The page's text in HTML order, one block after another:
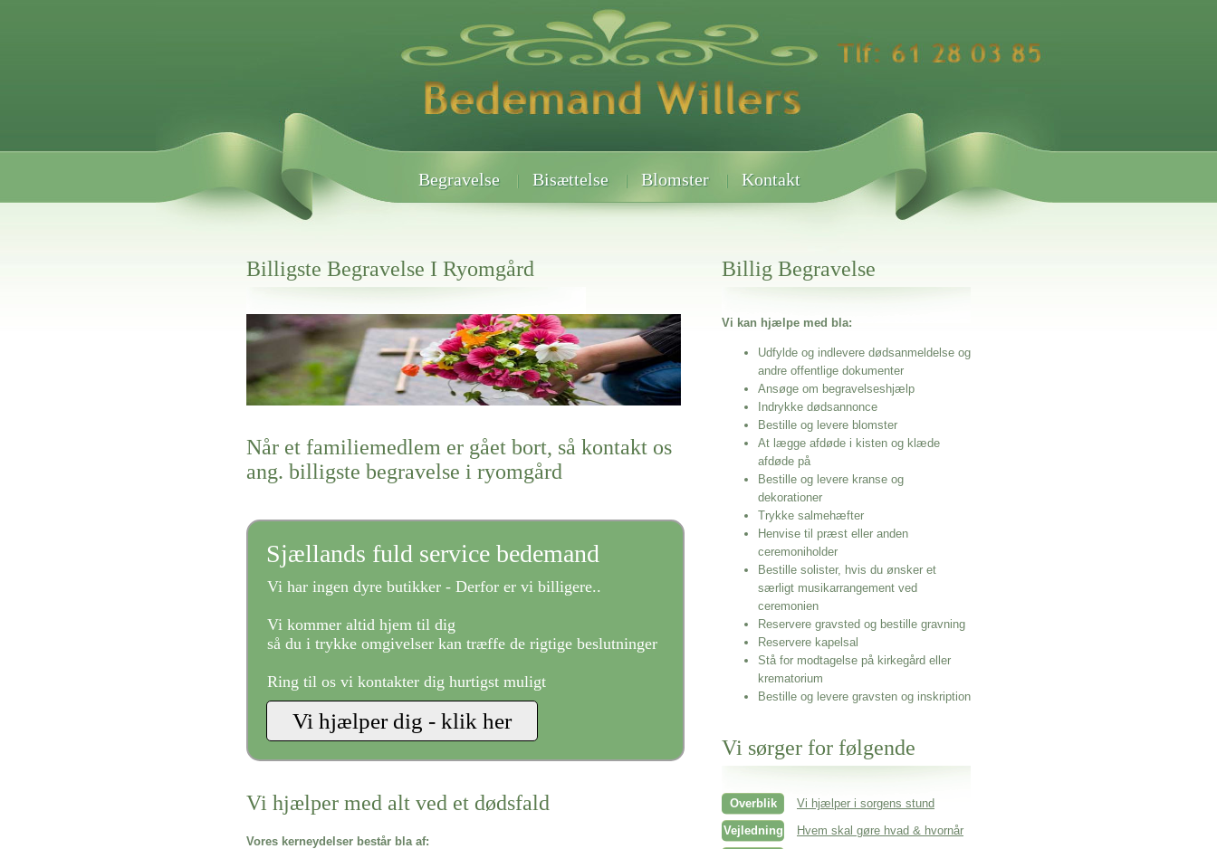
Begravelse Bisættelse Blomster Kontakt
Billigste Begravelse I Ryomgård
Her hos os får du altid en god afslutning når det gælder
Billigste Begravelse I Ryomgård
vi hjælper i alle faser af begravelsel
Når et familiemedlem er gået bort, så kontakt os
ang. billigste begravelse i ryomgård
Sjællands fuld service bedemand
Vi har ingen dyre butikker - Derfor er vi billigere..
Vi kommer altid hjem til dig
så du i trykke omgivelser kan træffe de rigtige beslutninger
Ring til os vi kontakter dig hurtigst muligt
Vi hjælper med alt ved et dødsfald
Vores kerneydelser består bla af:
Billig Begravelse
Vi kan hjælpe med bla:
Udfylde og indlevere dødsanmeldelse og
andre offentlige dokumenter
Ansøge om begravelseshjælp
Indrykke dødsannonce
Bestille og levere blomster
At lægge afdøde i kisten og klæde
afdøde på
Bestille og levere kranse og
dekorationer
Trykke salmehæfter
Henvise til præst eller anden
ceremoniholder
Bestille solister, hvis du ønsker et
særligt musikarrangement ved
ceremonien
Reservere gravsted og bestille gravning
Reservere kapelsal
Stå for modtagelse på kirkegård eller
krematorium
Bestille og levere gravsten og inskription
Vi sørger for følgende
Overblik
Vi hjælper i sorgens stund
Vejledning
Hvem skal gøre hvad & hvornår